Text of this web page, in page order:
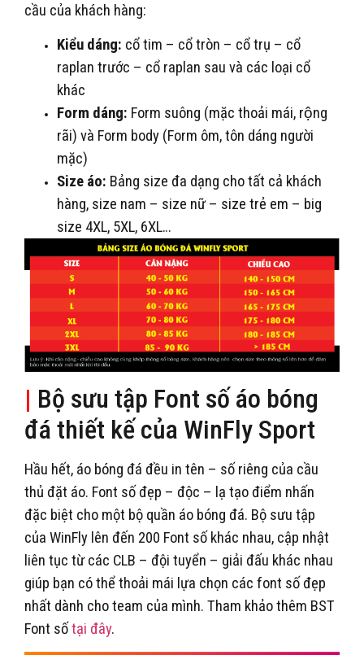
cầu của khách hàng:
Kiểu dáng: cổ tim – cổ tròn – cổ trụ – cổ
raplan trước – cổ raplan sau và các loại cổ
khác
Form dáng: Form suông (mặc thoải mái, rộng
rãi) và Form body (Form ôm, tôn dáng người
mặc)
Size áo: Bảng size đa dạng cho tất cả khách
hàng, size nam – size nữ – size trẻ em – big
size 4XL, 5XL, 6XL…
| Bộ sưu tập Font số áo bóng
đá thiết kế của WinFly Sport
Hầu hết, áo bóng đá đều in tên – số riêng của cầu
thủ đặt áo. Font số đẹp – độc – lạ tạo điểm nhấn
đặc biệt cho một bộ quần áo bóng đá. Bộ sưu tập
của WinFly lên đến 200 Font số khác nhau, cập nhật
liên tục từ các CLB – đội tuyển – giải đấu khác nhau
giúp bạn có thể thoải mái lựa chọn các font số đẹp
nhất dành cho team của mình. Tham khảo thêm BST
Font sốtại đây.